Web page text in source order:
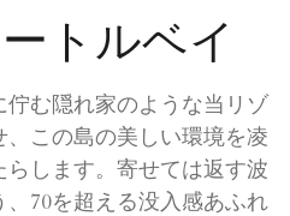
トルベイ
む隠れ家のような当リゾ
この島の美しい環境を凌
します。寄せては返す波
70を超える没入感あふれ